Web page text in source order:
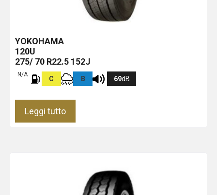
YOKOHAMA
120U
275/ 70 R22.5 152J
N/A
C B 69dB
Leggi tutto